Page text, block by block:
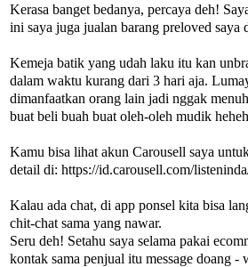
Kerasa banget bedanya, percaya deh!
ini saya juga jualan barang preloved saya
Kemeja batik yang udah laku itu kan
dalam waktu kurang dari 3 hari aja.
dimanfaatkan orang lain jadi nggak
buat beli buah buat oleh-oleh mudik
Kamu bisa lihat akun Carousell saya
detail di: https://id.carousell.com/
Kalau ada chat, di app ponsel kita bisa
chit-chat sama yang nawar.
Seru deh! Setahu saya selama pakai
kontak sama penjual itu message doang -